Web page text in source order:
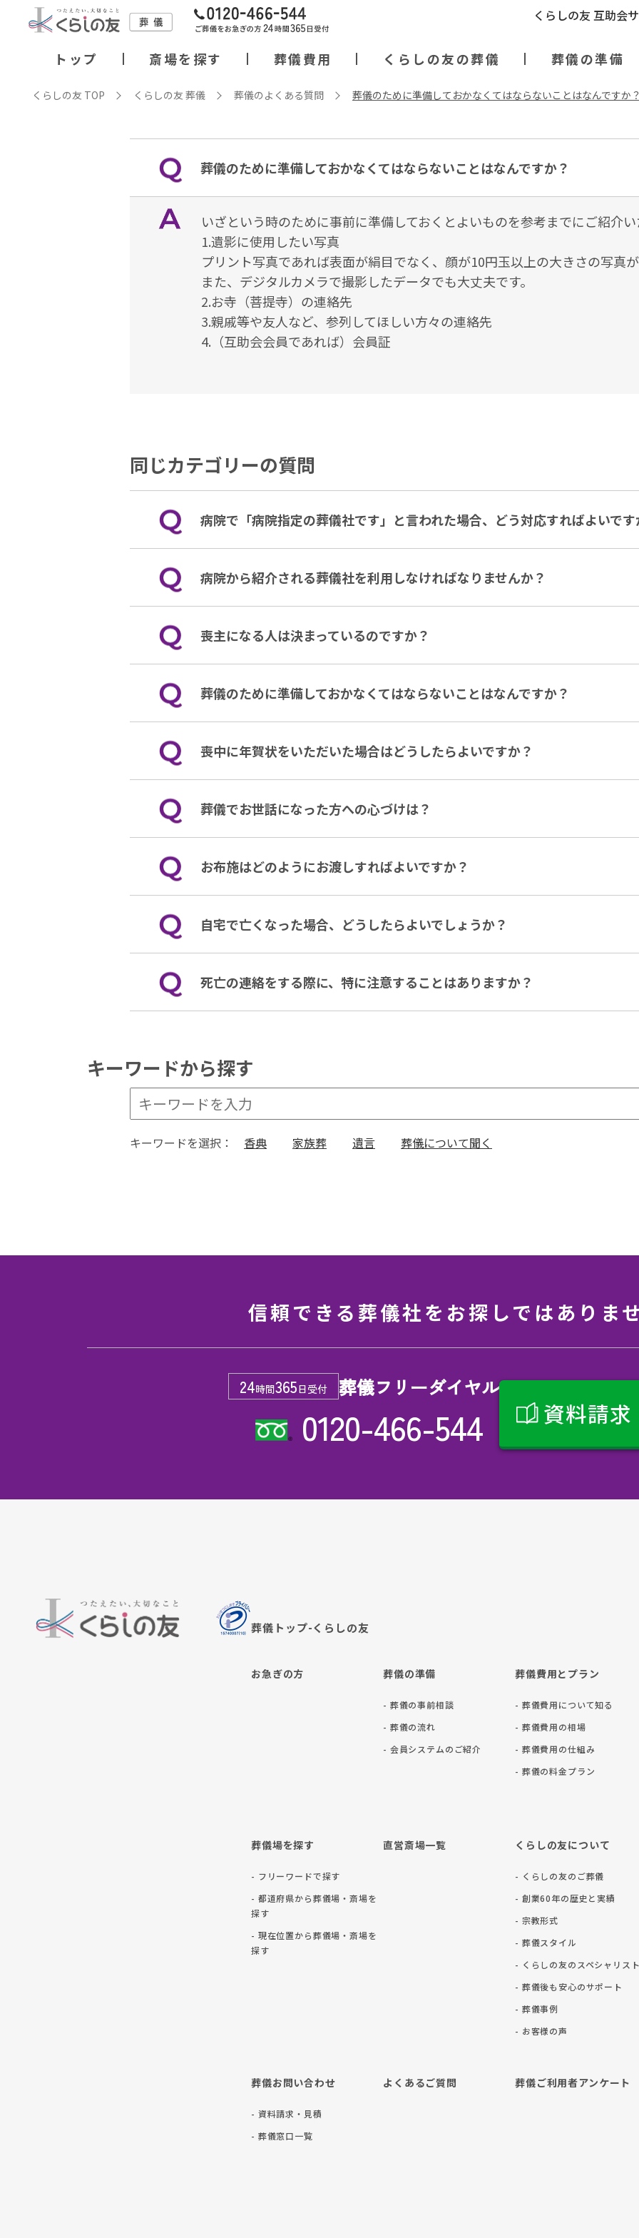
くらしの友 互助会
トップ 斎場を探す 葬儀費用 くらしの友の葬儀 葬儀の準備
くらしの友 TOP くらしの友 葬儀 葬儀のよくある質問 葬儀のために準備しておかなくてはならないことはなんですか
葬儀のために準備しておかなくてはならないことはなんですか？
いざという時のために事前に準備しておくとよいものを参考までにご紹介
1.遺影に使用したい写真
プリント写真であれば表面が絹目でなく、顔が10円玉以上の大きさの写真
また、デジタルカメラで撮影したデータでも大丈夫です。
2.お寺（菩提寺）の連絡先
3.親戚等や友人など、参列してほしい方々の連絡先
4.（互助会会員であれば）会員証
同じカテゴリーの質問
病院で「病院指定の葬儀社です」と言われた場合、どう対応すればよいで
病院から紹介される葬儀社を利用しなければなりませんか？
喪主になる人は決まっているのですか？
葬儀のために準備しておかなくてはならないことはなんですか？
喪中に年賀状をいただいた場合はどうしたらよいですか？
葬儀でお世話になった方への心づけは？
お布施はどのようにお渡しすればよいですか？
自宅で亡くなった場合、どうしたらよいでしょうか？
死亡の連絡をする際に、特に注意することはありますか？
キーワードから探す
キーワードを選択： 香典 家族葬 遺言 葬儀について聞く
信頼できる葬儀社を お探しではありま
24時間365日受付 葬儀フリーダイヤル
0120-466-544 資料請
葬儀トップ-くらしの友
お急ぎの方 葬儀の準備
- 葬儀の事前相談
- 葬儀の流れ
- 会員システムのご紹介
葬儀費用とプラン
- 葬儀費用について知る
- 葬儀費用の相場
- 葬儀費用の仕組み
- 葬儀の料⾦プラン
葬儀場を探す
- フリーワードで探す
- 都道府県から葬儀場・斎場を
探す
- 現在位置から葬儀場・斎場を
探す
直営斎場一覧 くらしの友について
- くらしの友のご葬儀
- 創業60年の歴史と実績
- 宗教形式
- 葬儀スタイル
- くらしの友のスペシャリス
- 葬儀後も安⼼のサポート
- 葬儀事例
- お客様の声
葬儀お問い合わせ
- 資料請求・見積
- 葬儀窓口一覧
よくあるご質問 葬儀ご利用者アンケート